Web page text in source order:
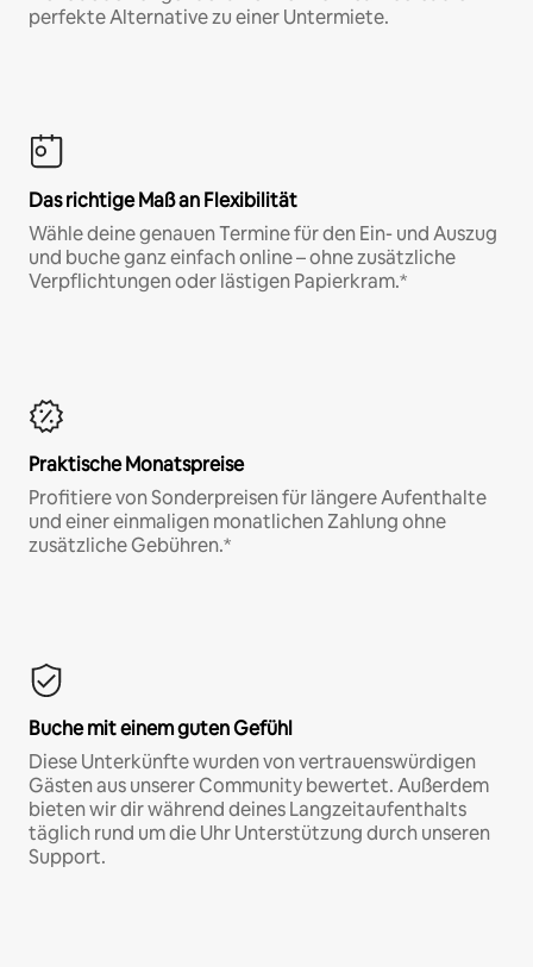
perfekte Alternative zu einer Untermiete.
Das richtige Maß an Flexibilität
Wähle deine genauen Termine für den Ein- und Auszug
und buche ganz einfach online – ohne zusätzliche
Verpflichtungen oder lästigen Papierkram.*
Praktische Monatspreise
Profitiere von Sonderpreisen für längere Aufenthalte
und einer einmaligen monatlichen Zahlung ohne
zusätzliche Gebühren.*
Buche mit einem guten Gefühl
Diese Unterkünfte wurden von vertrauenswürdigen
Gästen aus unserer Community bewertet. Außerdem
bieten wir dir während deines Langzeitaufenthalts
täglich rund um die Uhr Unterstützung durch unseren
Support.